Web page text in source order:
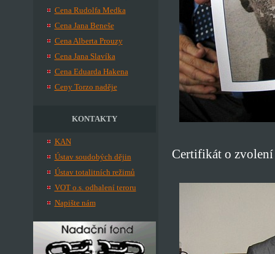
Cena Rudolfa Medka
Cena Jana Beneše
Cena Alberta Prouzy
Cena Jana Slavíka
Cena Eduarda Hakena
Ceny Torzo naděje
KONTAKTY
KAN
Ústav soudobých dějin
Ústav totalitních režimů
VOT o.s. odhalení teroru
Napište nám
Certifikát o